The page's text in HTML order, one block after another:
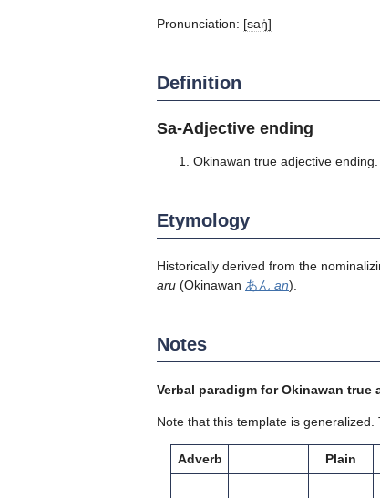
Pronunciation: [saŋ̍]
Definition
Sa-Adjective ending
Okinawan true adjective ending.
Etymology
Historically derived from the
aru (Okinawan あん an).
Notes
Verbal paradigm for Okinawan true
Note that this template is
Adverb Plain